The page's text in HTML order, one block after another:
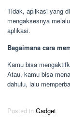
Tidak, aplikasi yang
mengaksesnya
aplikasi.
Bagaimana cara
Kamu bisa
Atau, kamu bisa
dahulu, lalu
Posted in Gadget